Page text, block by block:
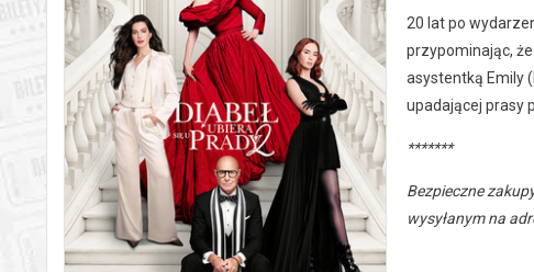
20 lat po
przypominając,
asystentką Emily
upadającej prasy
*******
Bezpieczne
wysyłanym na